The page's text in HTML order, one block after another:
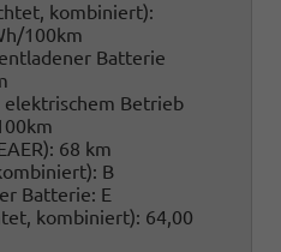
kombiniert):
100km
Batterie
Betrieb
68 km
B
Batterie: E
kombiniert): 64,00